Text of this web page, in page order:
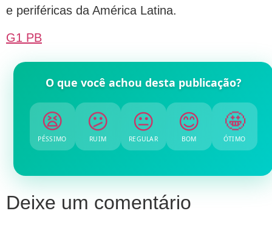
e periféricas da América Latina.
G1 PB
O que você achou desta publicação?
😫
PÉSSIMO
😕
RUIM
😐
REGULAR
😊
BOM
🤩
ÓTIMO
Deixe um comentário